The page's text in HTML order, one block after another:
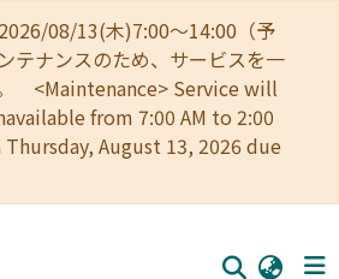
08/13(木)7:00～14:00（予
テナンスのため、サービスを一
<Maintenance> Service will
from 7:00 AM to 2:00
August 13, 2026 due